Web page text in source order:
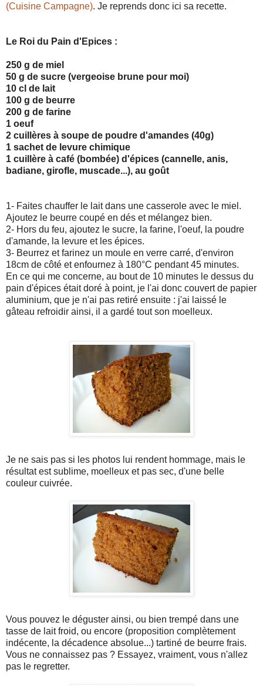
(Cuisine Campagne). Je reprends donc ici sa recette.
Le Roi du Pain d'Epices :
250 g de miel
50 g de sucre (vergeoise brune pour moi)
10 cl de lait
100 g de beurre
200 g de farine
1 oeuf
2 cuillères à soupe de poudre d'amandes (40g)
1 sachet de levure chimique
1 cuillère à café (bombée) d'épices (cannelle, anis,
badiane, girofle, muscade...), au goût
1- Faites chauffer le lait dans une casserole avec le miel.
Ajoutez le beurre coupé en dés et mélangez bien.
2- Hors du feu, ajoutez le sucre, la farine, l'oeuf, la poudre
d'amande, la levure et les épices.
3- Beurrez et farinez un moule en verre carré, d'environ
18cm de côté et enfournez à 180°C pendant 45 minutes.
En ce qui me concerne, au bout de 10 minutes le dessus du
pain d'épices était doré à point, je l'ai donc couvert de papier
aluminium, que je n'ai pas retiré ensuite : j'ai laissé le
gâteau refroidir ainsi, il a gardé tout son moelleux.
Je ne sais pas si les photos lui rendent hommage, mais le
résultat est sublime, moelleux et pas sec, d'une belle
couleur cuivrée.
Vous pouvez le déguster ainsi, ou bien trempé dans une
tasse de lait froid, ou encore (proposition complètement
indécente, la décadence absolue...) tartiné de beurre frais.
Vous ne connaissez pas ? Essayez, vraiment, vous n'allez
pas le regretter.